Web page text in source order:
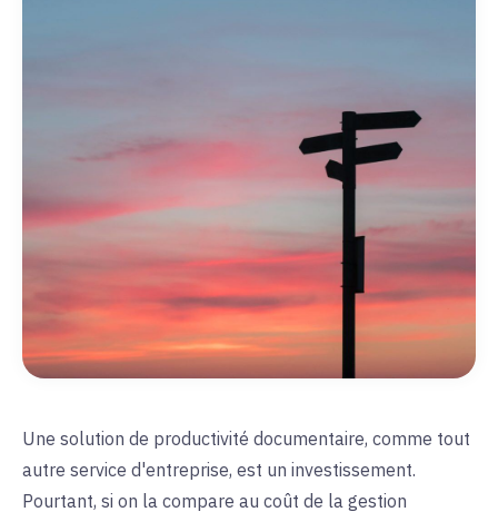
Une solution de productivité documentaire, comme tout
autre service d'entreprise, est un investissement.
Pourtant, si on la compare au coût de la gestion